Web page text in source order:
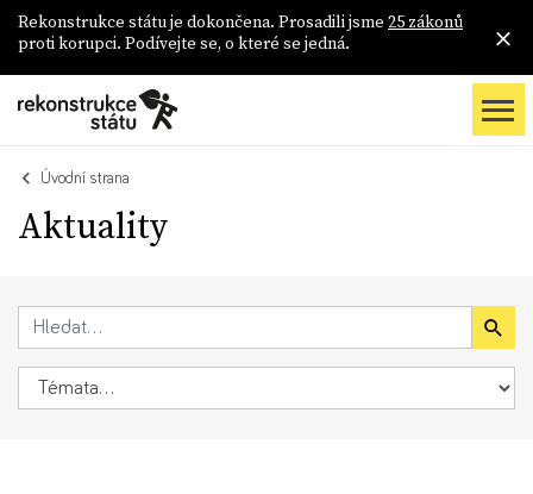
Rekonstrukce státu je dokončena. Prosadili jsme 25 zákonů
proti korupci. Podívejte se, o které se jedná.
Úvodní strana
Aktuality